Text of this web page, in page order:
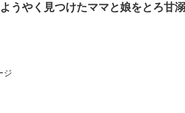
うやく見つけたママと娘をとろ甘
ジ